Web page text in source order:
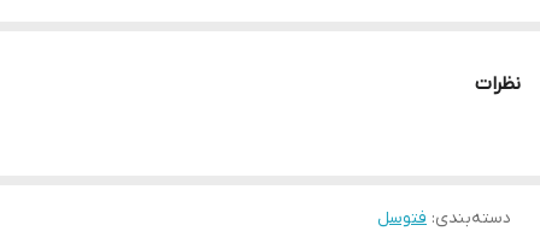
-کیفیت بالا
نظرات
دسته‌بندی: فتوسل